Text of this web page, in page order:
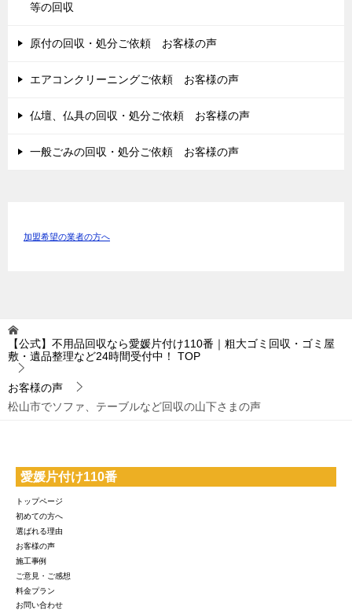
等の回収
原付の回収・処分ご依頼 お客様の声
エアコンクリーニングご依頼 お客様の声
仏壇、仏具の回収・処分ご依頼 お客様の声
一般ごみの回収・処分ご依頼 お客様の声
加盟希望の業者の方へ
【公式】不用品回収なら愛媛片付け110番｜粗大ゴミ回収・ゴミ屋
敷・遺品整理など24時間受付中！
TOP
お客様の声
松山市でソファ、テーブルなど回収の山下さまの声
愛媛片付け110番
トップページ
初めての方へ
選ばれる理由
お客様の声
施工事例
ご意見・ご感想
料金プラン
お問い合わせ